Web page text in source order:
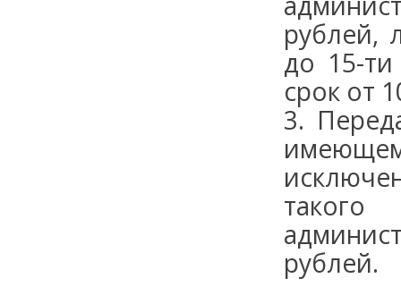
рублей,
до 15-
срок от
3.
рублей.